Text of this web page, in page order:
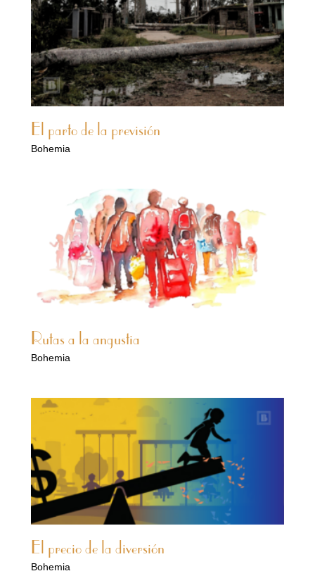
El parto de la previsión
Bohemia
Rutas a la angustia
Bohemia
El precio de la diversión
Bohemia